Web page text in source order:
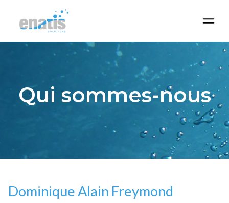
Qui sommes-nous
Dominique Alain Freymond
Services
News